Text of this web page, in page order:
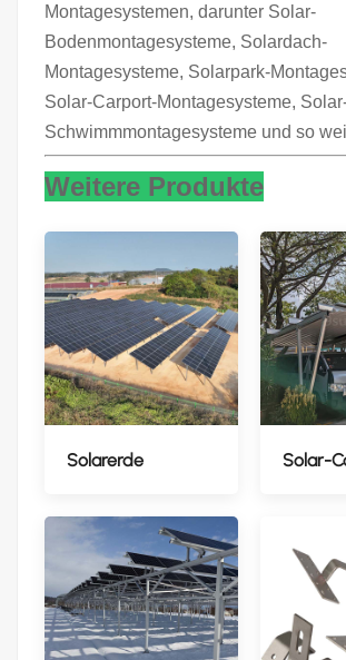
Montagesystemen, darunter Solar-
Bodenmontagesysteme, Solardach-
Montagesysteme, Solarpark-
Solar-Carport-Montagesysteme,
Schwimmmontagesysteme und so
Weitere Produkte
Solarerde Solar-